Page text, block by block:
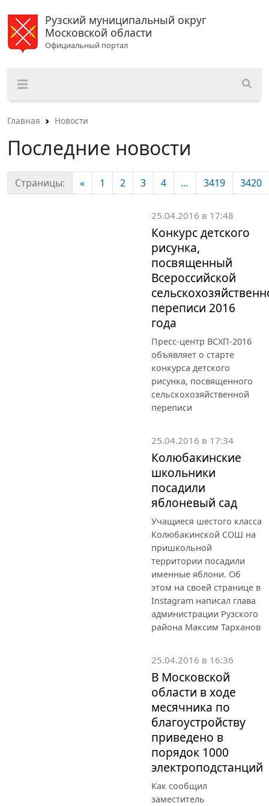
Рузский муниципальный округ
Московской области
Официальный портал
Главная Новости
Последние новости
Страницы: « 1 2 3 4 ... 3419 3420
25.04.2016 в 17:48
Конкурс детского
рисунка,
посвященный
Всероссийской
переписи 2016
года
Пресс-центр ВСХП-2016
объявляет о старте
конкурса детского
рисунка, посвященного
сельскохозяйственной
переписи
25.04.2016 в 17:34
Колюбакинские
школьники
посадили
яблоневый сад
Учащиеся шестого класса
Колюбакинской СОШ на
пришкольной
территории посадили
именные яблони. Об
этом на своей странице в
Instagram написал глава
администрации Рузского
района Максим Тарханов
25.04.2016 в 16:36
В Московской
области в ходе
месячника по
благоустройству
приведено в
порядок 1000
электроподстанций
Как сообщил
заместитель